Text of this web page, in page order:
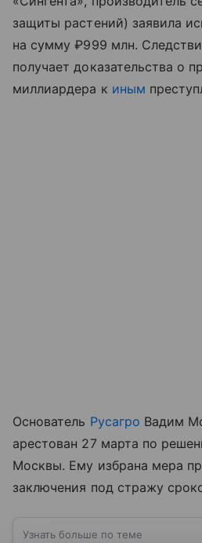
защиты растений) заявила
на сумму ₽999 млн.
получает доказательства о
миллиардера к иным
Основатель Русагро Вадим
арестован 27 марта по
Москвы. Ему избрана мера
заключения под стражу
Узнать больше по теме